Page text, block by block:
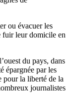
ou évacuer les
fuir leur domicile en
du pays, dans
épargnée par les
pour la liberté de la
journalistes